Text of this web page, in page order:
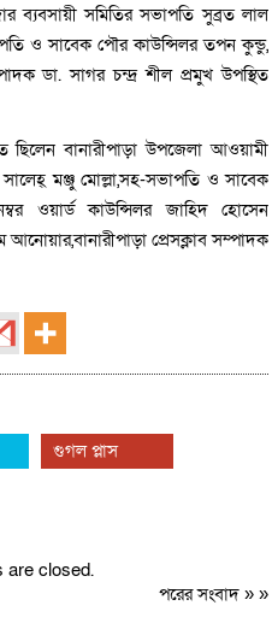
সমিতির সভাপতি সুব্রত লাল
ও সাবেক পৌর কাউন্সিলর তপন কুন্ডু,
ডা. সাগর চন্দ্র শীল প্রমুখ উপস্থিত
ছিলেন বানারীপাড়া উপজেলা আওয়ামী
মঞ্জু মোল্লা,সহ-সভাপতি ও সাবেক
ওয়ার্ড কাউন্সিলর জাহিদ হোসেন
প্রেসক্লাব সম্পাদক
গুগল প্লাস
are closed.
পরের সংবাদ» »